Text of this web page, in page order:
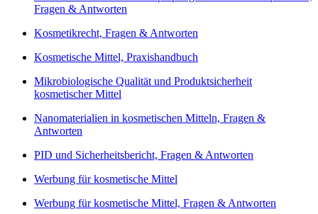
Fragen & Antworten
Kosmetikrecht, Fragen & Antworten
Kosmetische Mittel, Praxishandbuch
Mikrobiologische Qualität und Produktsicherheit
kosmetischer Mittel
Nanomaterialien in kosmetischen Mitteln, Fragen &
Antworten
PID und Sicherheitsbericht, Fragen & Antworten
Werbung für kosmetische Mittel
Werbung für kosmetische Mittel, Fragen & Antworten